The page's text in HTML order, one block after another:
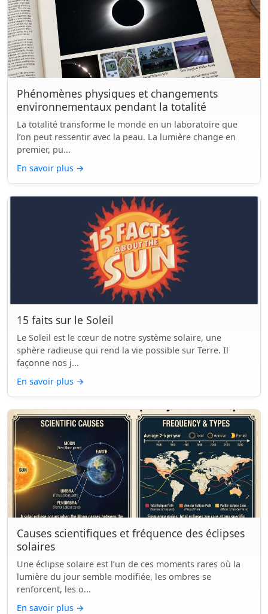
Phénomènes physiques et changements
environnementaux pendant la totalité
La totalité transforme le monde en un laboratoire que
l’on peut ressentir avec la peau. La lumière change en
premier, pu...
En savoir plus →
15 faits sur le Soleil
Le Soleil est le cœur de notre système solaire, une
sphère radieuse qui rend la vie possible sur Terre. Il
façonne nos j...
En savoir plus →
Causes scientifiques et fréquence des éclipses
solaires
Une éclipse solaire est l’un de ces moments rares où la
lumière du jour semble modifiée, les ombres se
renforcent, les o...
En savoir plus →